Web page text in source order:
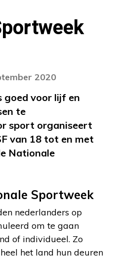
2020
goed voor lijf en
te
sport organiseert
van 18 tot en met
Nationale
Sportweek
nederlanders op
om te gaan
of individueel. Zo
het land hun deuren